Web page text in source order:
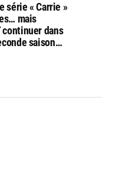
série « Carrie »
mais
continuer dans
saison…